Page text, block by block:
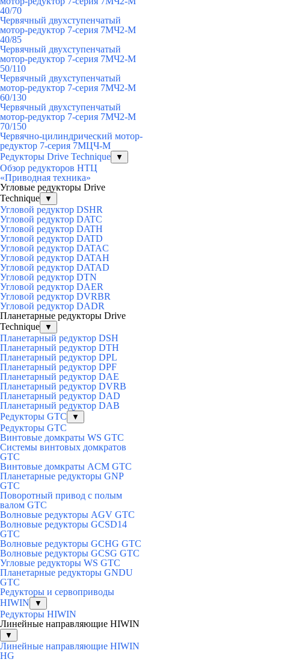
40/70
Червячный двухступенчатый
мотор-редуктор 7-серия 7МЧ2-М
40/85
Червячный двухступенчатый
мотор-редуктор 7-серия 7МЧ2-М
50/110
Червячный двухступенчатый
мотор-редуктор 7-серия 7МЧ2-М
60/130
Червячный двухступенчатый
мотор-редуктор 7-серия 7МЧ2-М
70/150
Червячно-цилиндрический мотор-
редуктор 7-серия 7МЦЧ-М
Редукторы Drive Technique
▼
Обзор редукторов НТЦ
«Приводная техника»
Угловые редукторы Drive
Technique
▼
Угловой редуктор DSHR
Угловой редуктор DATC
Угловой редуктор DATH
Угловой редуктор DATD
Угловой редуктор DATAC
Угловой редуктор DATAH
Угловой редуктор DATAD
Угловой редуктор DTN
Угловой редуктор DAER
Угловой редуктор DVRBR
Угловой редуктор DADR
Планетарные редукторы Drive
Technique
▼
Планетарный редуктор DSH
Планетарный редуктор DTH
Планетарный редуктор DPL
Планетарный редуктор DPF
Планетарный редуктор DAE
Планетарный редуктор DVRB
Планетарный редуктор DAD
Планетарный редуктор DAB
Редукторы GTC
▼
Редукторы GTC
Винтовые домкраты WS GTC
Системы винтовых домкратов
GTC
Винтовые домкраты ACM GTC
Планетарные редукторы GNP
GTC
Поворотный привод с полым
валом GTC
Волновые редукторы AGV GTC
Волновые редукторы GCSD14
GTC
Волновые редукторы GCHG GTC
Волновые редукторы GCSG GTC
Угловые редукторы WS GTC
Планетарные редукторы GNDU
GTC
Редукторы и сервоприводы
HIWIN
▼
Редукторы HIWIN
Линейные направляющие HIWIN
▼
Линейные направляющие HIWIN
HG